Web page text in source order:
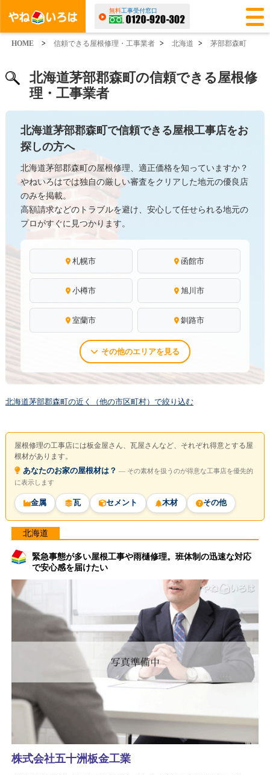
無料工事受付窓口
HOME > 信頼できる屋根修理・工事業者 > 北海道 > 茅部郡森町
北海道茅部郡森町の信頼できる屋根修
理・工事業者
北海道茅部郡森町で信頼できる屋根工事店をお
探しの方へ
北海道茅部郡森町の屋根修理、適正価格を知っていますか？
やねいろはでは独自の厳しい審査をクリアした地元の優良店
のみを掲載。
高額請求などのトラブルを避け、安心して任せられる地元の
プロがすぐに見つかります。
札幌市 函館市
小樽市 旭川市
室蘭市 釧路市
その他のエリアを見る
北海道茅部郡森町の近く（他の市区町村）で絞り込む
屋根修理の工事店には板金屋さん、瓦屋さんなど、それぞれ得意とする屋
根材があります。
あなたのお家の屋根材は？ ― その素材を扱うのが得意な工事店を優先的
に表示します
金属 瓦 セメント 木材 その他
北海道
緊急事態が多い屋根工事や雨樋修理。班体制の迅速な対応
で安心感を届けたい
株式会社五十洲板金工業